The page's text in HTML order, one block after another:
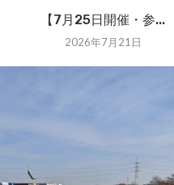
【7月25日開催・参...
2026年7月21日